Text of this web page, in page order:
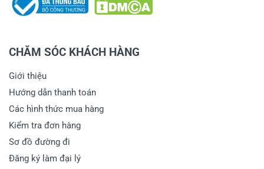
CHĂM SÓC KHÁCH HÀNG
Giới thiệu
Hướng dẫn thanh toán
Các hình thức mua hàng
Kiểm tra đơn hàng
Sơ đồ đường đi
Đăng ký làm đại lý